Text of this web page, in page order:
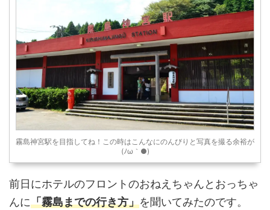
霧島神宮駅を目指してね！この時はこんなにのんびりと写真を撮る余裕が
(ﾉω｀●)
前日にホテルのフロントのおねえちゃんとおっちゃ
んに「霧島までの行き方」を聞いてみたのです。